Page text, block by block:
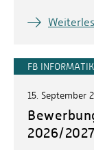
FB INFORMATIK
15. September
2026/2027